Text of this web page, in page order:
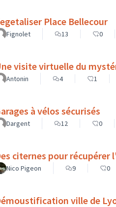
Place Bellecour
Fignolet 13 0
visite virtuelle du
Antonin 4 1
à vélos sécurisés
Dargent 12 0
citernes pour récupérer
Nico Pigeon 9 0
ville de